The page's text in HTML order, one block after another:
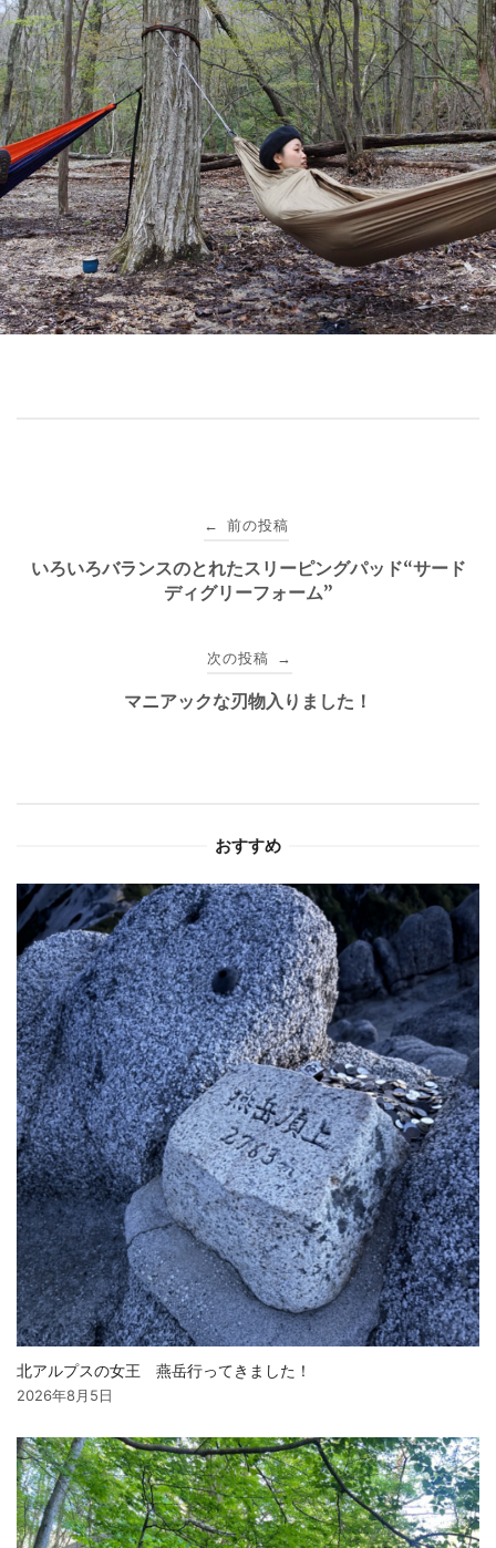
稿
← 前の投稿
いろいろバランスのとれたスリーピングパッド“サード
ディグリーフォーム”
次の投稿 →
マニアックな刃物入りました！
おすすめ
北アルプスの女王 燕岳行ってきました！
2026年8月5日